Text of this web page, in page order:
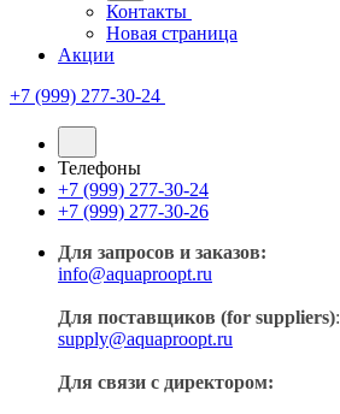
Контакты
Новая страница
Акции
+7 (999) 277-30-24
Телефоны
+7 (999) 277-30-24
+7 (999) 277-30-26
Для запросов и заказов:
info@aquaproopt.ru
Для поставщиков (for suppliers):
supply@aquaproopt.ru
Для связи с директором: